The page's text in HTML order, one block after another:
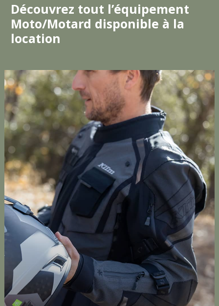
Découvrez tout l’équipement
Moto/Motard disponible à la
location
VESTES MOTARD
Découvrez le top de la veste pour motard avec la
marque Klim